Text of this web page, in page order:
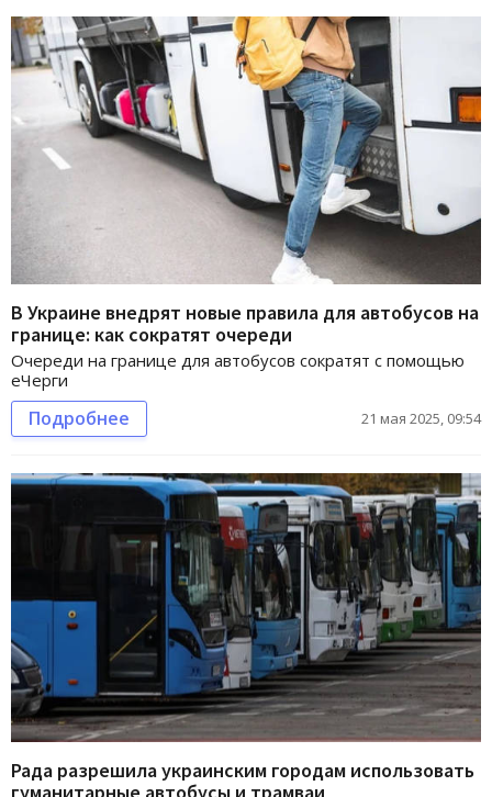
В Украине внедрят новые правила для автобусов на
границе: как сократят очереди
Очереди на границе для автобусов сократят с помощью
еЧерги
Подробнее 21 мая 2025, 09:54
Рада разрешила украинским городам использовать
гуманитарные автобусы и трамваи